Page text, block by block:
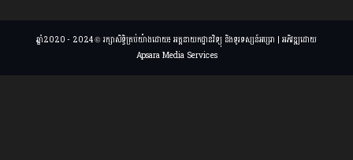
ឆ្នាំ2020 - 2024 © រក្សាសិទ្ធិគ្រប់យ៉ាងដោយ៖ អគ្គនាយកដ្ឋានវិទ្យុ និងទូរទស្សន៍អប្សរា | អភិវឌ្ឍដោយ
Apsara Media Services